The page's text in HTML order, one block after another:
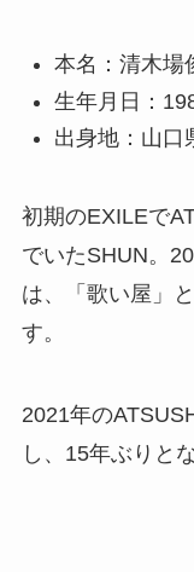
本名：清木場
生年月日：
出身地：山口
初期のEXILEで
でいたSHUN。
は、「歌い屋」
す。
2021年の
し、15年ぶりと